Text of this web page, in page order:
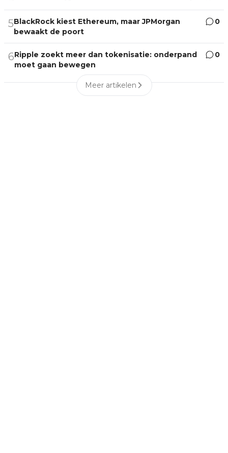
5BlackRock kiest Ethereum, maar JPMorgan
bewaakt de poort
0
6Ripple zoekt meer dan tokenisatie: onderpand
moet gaan bewegen
0
Meer artikelen